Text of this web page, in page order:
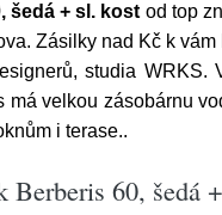
šedá + sl. kost od top
Zásilky nad Kč k
studia
velkou zásobárnu
i terase..
Berberis 60, šedá